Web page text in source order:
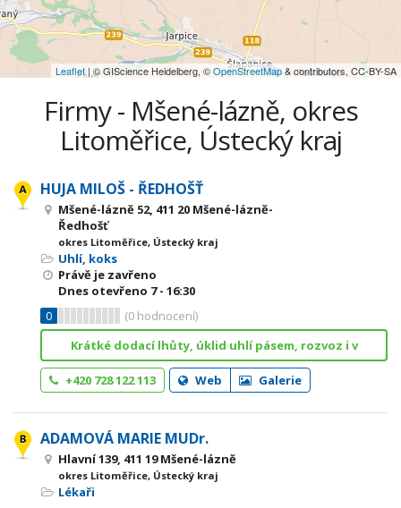
Leaflet| © GIScience Heidelberg, ©OpenStreetMap& contributors, CC-BY-SA
Firmy - Mšené-lázně, okres
Litoměřice, Ústecký kraj
HUJA MILOŠ - ŘEDHOŠŤ
Mšené-lázně 52, 411 20 Mšené-lázně-
Ředhošť
okres Litoměřice, Ústecký kraj
Uhlí, koks
Právě je zavřeno
Dnes otevřeno 7 - 16:30
0
(0 hodnocení)
Krátké dodací lhůty, úklid uhlí pásem, rozvoz i v
+420 728 122 113 Web Galerie
ADAMOVÁ MARIE MUDr.
Hlavní 139, 411 19 Mšené-lázně
okres Litoměřice, Ústecký kraj
Lékaři